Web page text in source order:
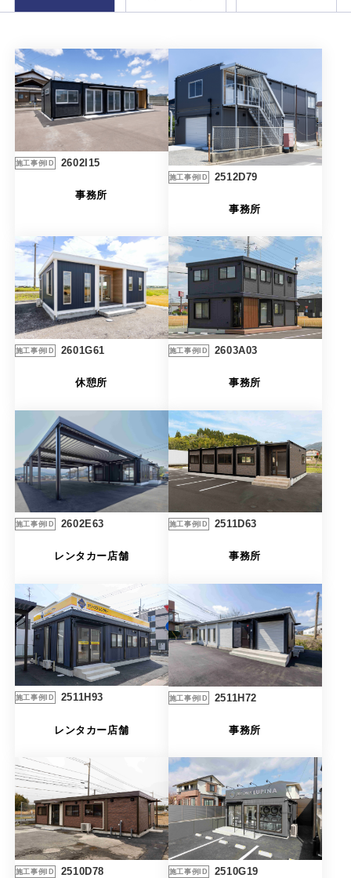
休憩室・喫煙室
中古品
製品特長と納入までの流れ
ユニットハウス
危険物保管庫
防災倉庫
お問い合わせ
ショッピングカート
利用規約
特定商取引法に基づく表記
映像集
展示場用地の募集
施工事例ID 2602I15
事務所
施工事例ID 2512D79
事務所
施工事例ID 2601G61
休憩所
施工事例ID 2603A03
事務所
施工事例ID 2602E63
レンタカー店舗
施工事例ID 2511D63
事務所
施工事例ID 2511H93
レンタカー店舗
施工事例ID 2511H72
事務所
施工事例ID 2510D78 施工事例ID 2510G19